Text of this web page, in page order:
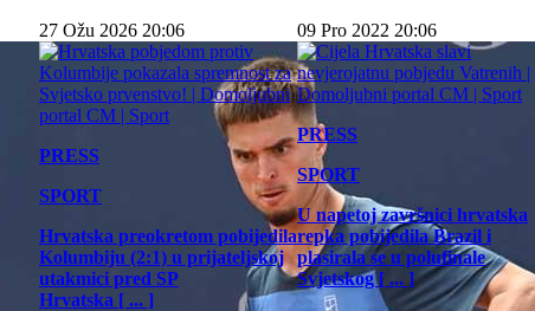
27 Ožu 2026 20:06
PRESS
SPORT
Hrvatska preokretom pobijedila
Kolumbiju (2:1) u prijateljskoj
utakmici pred SP
Hrvatska [ ... ]
09 Pro 2022 20:06
PRESS
SPORT
U napetoj završnici hrvatska
repka pobijedila Brazil i
plasirala se u polufinale
Svjetskog [ ... ]